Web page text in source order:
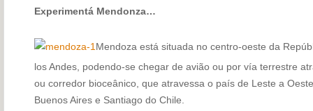
Experimentá Mendonza…
Mendoza está situada no centro-oeste da
los Andes, podendo-se chegar de avião ou por vía terrestre
ou corredor bioceânico, que atravessa o país de Leste a
Buenos Aires e Santiago do Chile.